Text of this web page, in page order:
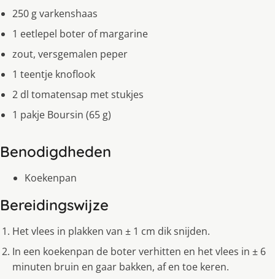
250 g varkenshaas
1 eetlepel boter of margarine
zout, versgemalen peper
1 teentje knoflook
2 dl tomatensap met stukjes
1 pakje Boursin (65 g)
Benodigdheden
Koekenpan
Bereidingswijze
Het vlees in plakken van ± 1 cm dik snijden.
In een koekenpan de boter verhitten en het vlees in ± 6
minuten bruin en gaar bakken, af en toe keren.